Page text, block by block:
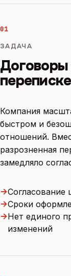
01
ЗАДАЧА
Компания
быстром и
отношений.
разрозненная
замедляло
→Согласование
→Сроки
→Нет единого
изменений